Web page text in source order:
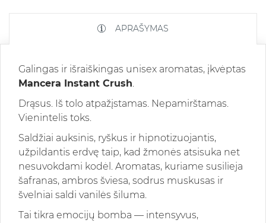
APRAŠYMAS
Galingas ir išraiškingas unisex aromatas, įkvėptas
Mancera Instant Crush.
Drąsus. Iš tolo atpažįstamas. Nepamirštamas.
Vienintelis toks.
Saldžiai auksinis, ryškus ir hipnotizuojantis,
užpildantis erdvę taip, kad žmonės atsisuka net
nesuvokdami kodėl. Aromatas, kuriame susilieja
šafranas, ambros šviesa, sodrus muskusas ir
švelniai saldi vanilės šiluma.
Tai tikra emocijų bomba — intensyvus,